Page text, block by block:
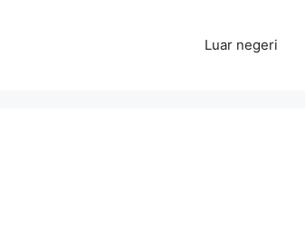
Luar negeri